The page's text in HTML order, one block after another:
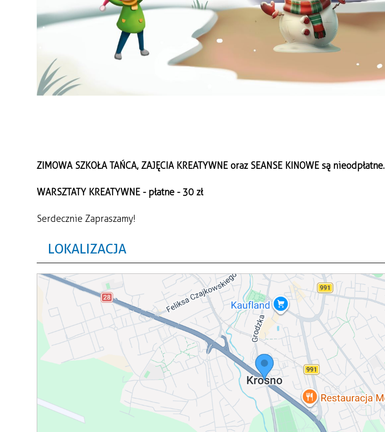
ZIMOWA SZKOŁA TAŃCA, ZAJĘCIA KREATYWNE oraz SEANSE KINOWE są nieodpłatne.
WARSZTATY KREATYWNE - płatne - 30 zł
Serdecznie Zapraszamy!
LOKALIZACJA